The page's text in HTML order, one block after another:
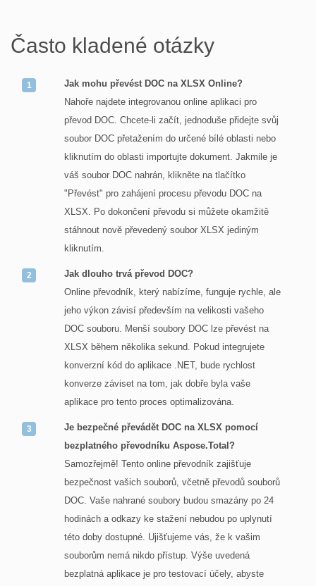
Často kladené otázky
Jak mohu převést DOC na XLSX Online?
Nahoře najdete integrovanou online aplikaci pro
převod DOC. Chcete-li začít, jednoduše přidejte svůj
soubor DOC přetažením do určené bílé oblasti nebo
kliknutím do oblasti importujte dokument. Jakmile je
váš soubor DOC nahrán, klikněte na tlačítko
"Převést" pro zahájení procesu převodu DOC na
XLSX. Po dokončení převodu si můžete okamžitě
stáhnout nově převedený soubor XLSX jediným
kliknutím.
Jak dlouho trvá převod DOC?
Online převodník, který nabízíme, funguje rychle, ale
jeho výkon závisí především na velikosti vašeho
DOC souboru. Menší soubory DOC lze převést na
XLSX během několika sekund. Pokud integrujete
konverzní kód do aplikace .NET, bude rychlost
konverze záviset na tom, jak dobře byla vaše
aplikace pro tento proces optimalizována.
Je bezpečné převádět DOC na XLSX pomocí
bezplatného převodníku Aspose.Total?
Samozřejmě! Tento online převodník zajišťuje
bezpečnost vašich souborů, včetně převodů souborů
DOC. Vaše nahrané soubory budou smazány po 24
hodinách a odkazy ke stažení nebudou po uplynutí
této doby dostupné. Ujišťujeme vás, že k vašim
souborům nemá nikdo přístup. Výše uvedená
bezplatná aplikace je pro testovací účely, abyste